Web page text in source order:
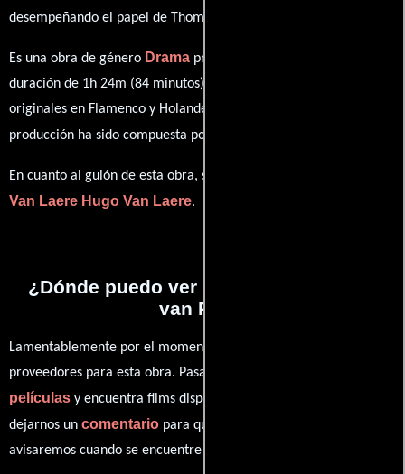
desempeñando el papel de Thomas (
Es una obra de género Drama producida en Bélgica. Con una
duración de 1h 24m (84 minutos), esta película tiene diálogos
originales en Flamenco y Holandés
producción ha sido compuesta por
En cuanto al guión de esta obra, se encuentra a cargo de
Van Laere Hugo Van Laere.
¿Dónde puedo ver la películas Dennis
van Rita?
Lamentablemente por el momento no contamos con enlaces a
proveedores para esta obra. Pasa por nuestro catálogo de
películas y encuentra films disponibles. También puedes
dejarnos un comentario para que le demos prioridad y te
avisaremos cuando se encuentre disponible